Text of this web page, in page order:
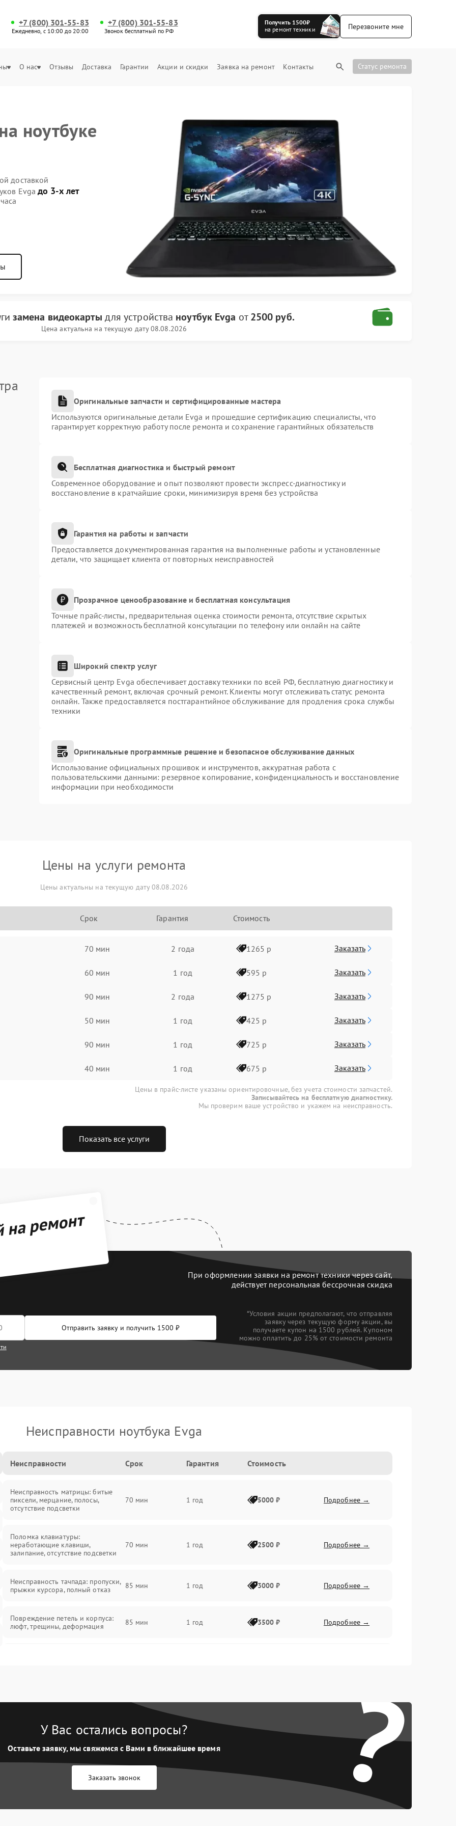
+7 (800) 301-55-83
Ежедневно, с 10:00 до 20:00
+7 (800) 301-55-83
Звонок бесплатный по РФ
Получить 1500₽
на ремонт техники
Перезвоните мне
О нас Отзывы Доставка Гарантии Акции и скидки Заявка на ремонт Контакты Статус ремонта
ноутбуке
доставкой
Evga до 3-х лет
замена видеокарты для устройства ноутбук Evga от2500 руб.
Цена актуальна на текущую дату 08.08.2026
Оригинальные запчасти и сертифицированные мастера
Используются оригинальные детали Evga и прошедшие сертификацию специалисты, что
гарантирует корректную работу после ремонта и сохранение гарантийных обязательств
Бесплатная диагностика и быстрый ремонт
Современное оборудование и опыт позволяют провести экспресс-диагностику и
восстановление в кратчайшие сроки, минимизируя время без устройства
Гарантия на работы и запчасти
Предоставляется документированная гарантия на выполненные работы и установленные
детали, что защищает клиента от повторных неисправностей
Прозрачное ценообразование и бесплатная консультация
Точные прайс-листы, предварительная оценка стоимости ремонта, отсутствие скрытых
платежей и возможность бесплатной консультации по телефону или онлайн на сайте
Широкий спектр услуг
Сервисный центр Evga обеспечивает доставку техники по всей РФ, бесплатную диагностику и
качественный ремонт, включая срочный ремонт. Клиенты могут отслеживать статус ремонта
онлайн. Также предоставляется постгарантийное обслуживание для продления срока службы
техники
Оригинальные программные решение и безопасное обслуживание данных
Использование официальных прошивок и инструментов, аккуратная работа с
пользовательскими данными: резервное копирование, конфиденциальность и восстановление
информации при необходимости
Цены на услуги ремонта
Цены актуальны на текущую дату 08.08.2026
Срок Гарантия Стоимость
70 мин 2 года 1265 р Заказать
60 мин 1 год 595 р Заказать
90 мин 2 года 1275 р Заказать
50 мин 1 год 425 р Заказать
90 мин 1 год 725 р Заказать
40 мин 1 год 675 р Заказать
Цены в прайс-листе указаны ориентировочные, без учета стоимости запчастей.
Записывайтесь на бесплатную диагностику.
Мы проверим ваше устройство и укажем на неисправность.
Показать все услуги
ремонт
При оформлении заявки на ремонт техники через сайт,
действует персональная бессрочная скидка
Отправить заявку и получить 1500 ₽
*Условия акции предполагают, что отправляя
заявку через текущую форму акции, вы
получаете купон на 1500 рублей. Купоном
можно оплатить до 25% от стоимости ремонта
Неисправности ноутбука Evga
Неисправности Срок Гарантия Стоимость
Неисправность матрицы: битые
пиксели, мерцание, полосы,
отсутствие подсветки
70 мин 1 год 5000 ₽ Подробнее →
Поломка клавиатуры:
неработающие клавиши,
залипание, отсутствие подсветки
70 мин 1 год 2500 ₽ Подробнее →
Неисправность тачпада: пропуски,
прыжки курсора, полный отказ
85 мин 1 год 3000 ₽ Подробнее →
Повреждение петель и корпуса:
люфт, трещины, деформация
85 мин 1 год 3500 ₽ Подробнее →
85 мин 1 год 2000 ₽ Подробнее →
Перегрев из‑за пыли, износа
термопасты или неисправности
кулера
75 мин Подробнее →
Выход из строя SSD или HDD:
медленная загрузка, ошибки
80 мин Подробнее →
?
У Вас остались вопросы?
Оставьте заявку, мы свяжемся с Вами в ближайшее время
Заказать звонок